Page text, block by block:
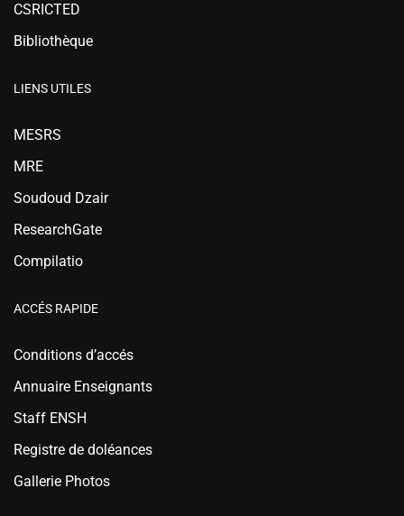
CSRICTED
Bibliothèque
LIENS UTILES
MESRS
MRE
Soudoud Dzair
ResearchGate
Compilatio
ACCÉS RAPIDE
Conditions d’accés
Annuaire Enseignants
Staff ENSH
Registre de doléances
Gallerie Photos